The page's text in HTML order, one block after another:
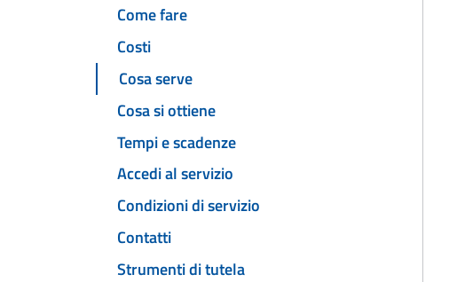
Come fare
Costi
Cosa serve
Cosa si ottiene
Tempi e scadenze
Accedi al servizio
Condizioni di servizio
Contatti
Strumenti di tutela